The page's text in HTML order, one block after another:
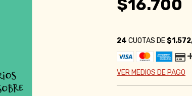
$16.700
24 CUOTAS DE
VER MEDIOS DE PAGO